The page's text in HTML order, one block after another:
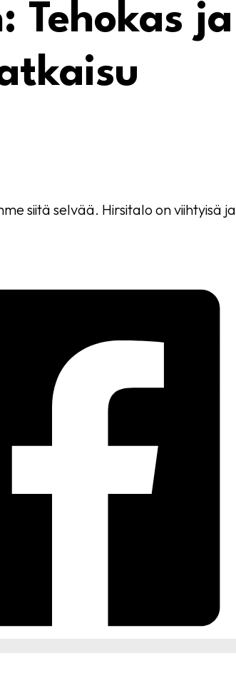
Tehokas ja
siitä selvää. Hirsitalo on viihtyisä ja